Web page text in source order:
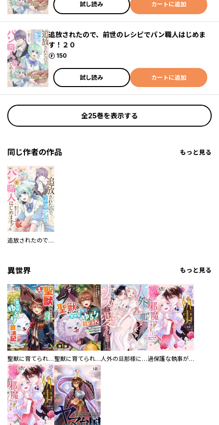
試し読み カートに追加
追放されたので、前世のレシピでパン職人はじめま
す！２０
150
ポイント
試し読み カートに追加
全25巻を表示する
同じ作者の作品 もっと見る
追放されたので、前世のレシピでパン職人はじめます！【電子単行本版／特典おまけ付き】
異世界 もっと見る
聖獣に育てられた少年の異世界ゆるり放浪記～神様からもらったチート魔法で、仲間たちとスローライフを満喫中～ 聖獣に育てられた少年の異世界ゆるり放浪記～神様からもらったチート魔法で、仲間たちとスローライフを満喫中～【分冊版】 人外の旦那様に娶られ毎晩ナカまで愛される…。アンソロジー 過保護な執事が私の婚活を邪魔してきます！ 分冊版